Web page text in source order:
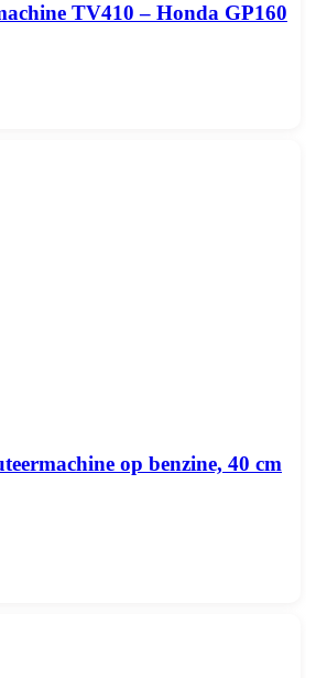
TV410 – Honda GP160
op benzine, 40 cm